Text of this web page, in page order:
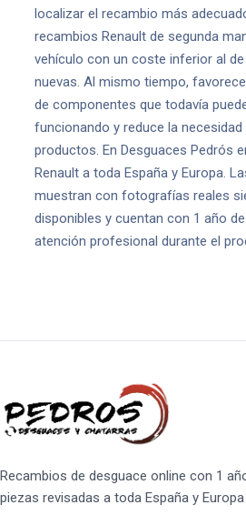
localizar el recambio más
recambios Renault de segunda
vehículo con un coste inferior al
nuevas. Al mismo tiempo,
de componentes que todavía
funcionando y reduce la
productos. En Desguaces Pedrós
Renault a toda España y Europa.
muestran con fotografías reales
disponibles y cuentan con 1 año
atención profesional durante el
Recambios de desguace online con 1
piezas revisadas a toda España y